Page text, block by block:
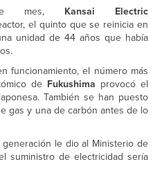
mes, Kansai Electric
el quinto que se reinicia en
unidad de 44 años que había
funcionamiento, el número más
de Fukushima provocó el
También se han puesto
gas y una de carbón antes de lo
le dio al Ministerio de
suministro de electricidad sería